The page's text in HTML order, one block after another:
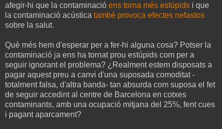
afegir-hi que la contaminació ens torna més estúpids i que
la contaminació acústica també provoca efectes nefastos
sobre la salut.
Què més hem d'esperar per a fer-hi alguna cosa? Potser la
contaminació ja ens ha tornat prou estúpids com per a
seguir ignorant el problema? ¿Realment estem disposats a
pagar aquest preu a canvi d'una suposada comoditat -
totalment falsa, d'altra banda- tan absurda com suposa el fet
de seguir accedint al centre de Barcelona en cotxes
contaminants, amb una ocupació mitjana del 25%, fent cues
i pagant aparcament?